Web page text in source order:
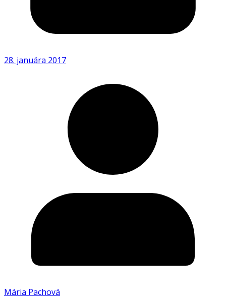
28. januára 2017
Mária Pachová